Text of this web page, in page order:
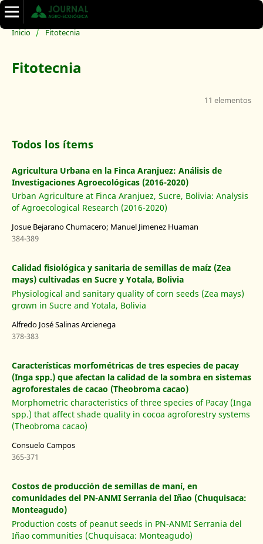
Inicio / Fitotecnia
Fitotecnia
11 elementos
Todos los ítems
Agricultura Urbana en la Finca Aranjuez: Análisis de
Investigaciones Agroecológicas (2016-2020)
Urban Agriculture at Finca Aranjuez, Sucre, Bolivia: Analysis
of Agroecological Research (2016-2020)
Josue Bejarano Chumacero; Manuel Jimenez Huaman
384-389
Calidad fisiológica y sanitaria de semillas de maíz (Zea
mays) cultivadas en Sucre y Yotala, Bolivia
Physiological and sanitary quality of corn seeds (Zea mays)
grown in Sucre and Yotala, Bolivia
Alfredo José Salinas Arcienega
378-383
Características morfométricas de tres especies de pacay
(Inga spp.) que afectan la calidad de la sombra en sistemas
agroforestales de cacao (Theobroma cacao)
Morphometric characteristics of three species of Pacay (Inga
spp.) that affect shade quality in cocoa agroforestry systems
(Theobroma cacao)
Consuelo Campos
365-371
Costos de producción de semillas de maní, en
comunidades del PN-ANMI Serrania del Iñao (Chuquisaca:
Monteagudo)
Production costs of peanut seeds in PN-ANMI Serrania del
Iñao communities (Chuquisaca: Monteagudo)